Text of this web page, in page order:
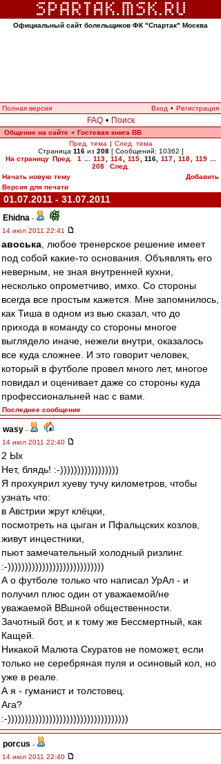
Официальный сайт болельщиков ФК "Спартак" Москва
Полная версия Вход • Регистрация
FAQ • Поиск
Общение на сайте » Гостевая книга ВВ
Пред. тема | След. тема
Страница 116из 208[ Сообщений: 10362 ]
На страницу Пред. 1 113 114 115 116 117 118 119
208
След.
Начать новую тему
Добавить
Версия для печати
01.07.2011 - 31.07.2011
Ehidna -
14 июл 2011 22:41
авоська , любое тренерское решение имеет
под собой какие-то основания. Объявлять его
неверным, не зная внутренней кухни,
несколько опрометчиво, имхо. Со стороны
всегда все простым кажется. Мне запомнилось,
как Тиша в одном из вью сказал, что до
прихода в команду со стороны многое
выглядело иначе, нежели внутри, оказалось
все куда сложнее. И это говорит человек,
который в футболе провел много лет, многое
повидал и оценивает даже со стороны куда
профессиональней нас с вами.
Последнее сообщение
wasy -
14 июл 2011 22:40
2 Ых
Нет, блядь! :-)))))))))))))))))
Я прохуярил хуеву тучу километров, чтобы
узнать что:
в Австрии жрут клёцки,
посмотреть на цыган и Пфальцских козлов,
живут инцестники,
пьют замечательный холодный ризлинг.
:-))))))))))))))))))))))))))))
А о футболе только что написал УрАл - и
получил плюс один от уважаемой/не
уважаемой ВВшной общественности.
Зачотный бот, и к тому же Бессмертный, как
Кащей.
Никакой Малюта Скуратов не поможет, если
только не серебряная пуля и осиновый кол, но
уже в реале.
А я - гуманист и толстовец.
Ага?
:-)))))))))))))))))))))))))))))))))))
porcus -
14 июл 2011 22:40